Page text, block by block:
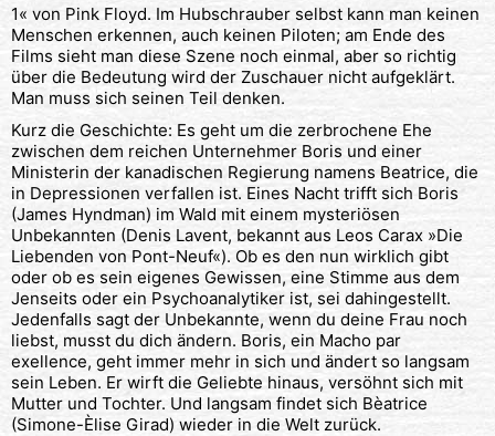
1« von Pink Floyd. Im Hubschrauber selbst kann man keinen
Menschen erkennen, auch keinen Piloten; am Ende des
Films sieht man diese Szene noch einmal, aber so richtig
über die Bedeutung wird der Zuschauer nicht aufgeklärt.
Man muss sich seinen Teil denken.
Kurz die Geschichte: Es geht um die zerbrochene Ehe
zwischen dem reichen Unternehmer Boris und einer
Ministerin der kanadischen Regierung namens Beatrice, die
in Depressionen verfallen ist. Eines Nacht trifft sich Boris
(James Hyndman) im Wald mit einem mysteriösen
Unbekannten (Denis Lavent, bekannt aus Leos Carax »Die
Liebenden von Pont-Neuf«). Ob es den nun wirklich gibt
oder ob es sein eigenes Gewissen, eine Stimme aus dem
Jenseits oder ein Psychoanalytiker ist, sei dahingestellt.
Jedenfalls sagt der Unbekannte, wenn du deine Frau noch
liebst, musst du dich ändern. Boris, ein Macho par
exellence, geht immer mehr in sich und ändert so langsam
sein Leben. Er wirft die Geliebte hinaus, versöhnt sich mit
Mutter und Tochter. Und langsam findet sich Bèatrice
(Simone-Èlise Girad) wieder in die Welt zurück.